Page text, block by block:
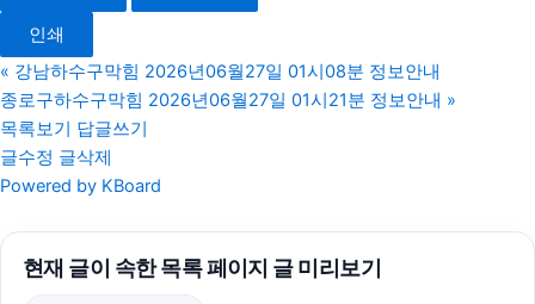
부산휴대폰성지
구로하수구막힘
인쇄
« 강남하수구막힘 2026년06월27일 01시08분 정보안내
종로구하수구막힘 2026년06월27일 01시21분 정보안내 »
목록보기 답글쓰기
글수정 글삭제
Powered by KBoard
현재 글이 속한 목록 페이지 글 미리보기